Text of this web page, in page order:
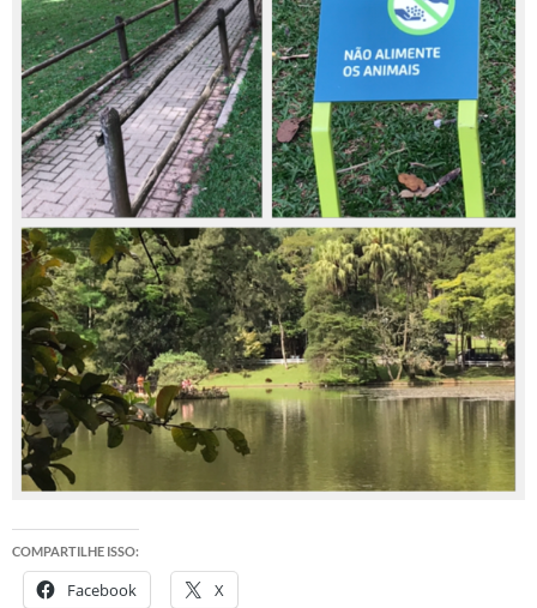
COMPARTILHE ISSO:
Facebook X